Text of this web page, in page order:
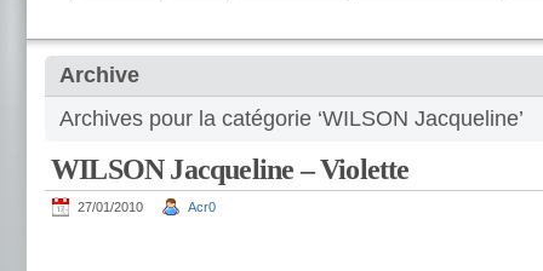
Archive
Archives pour la catégorie ‘WILSON Jacqueline’
WILSON Jacqueline – Violette
27/01/2010 Acr0